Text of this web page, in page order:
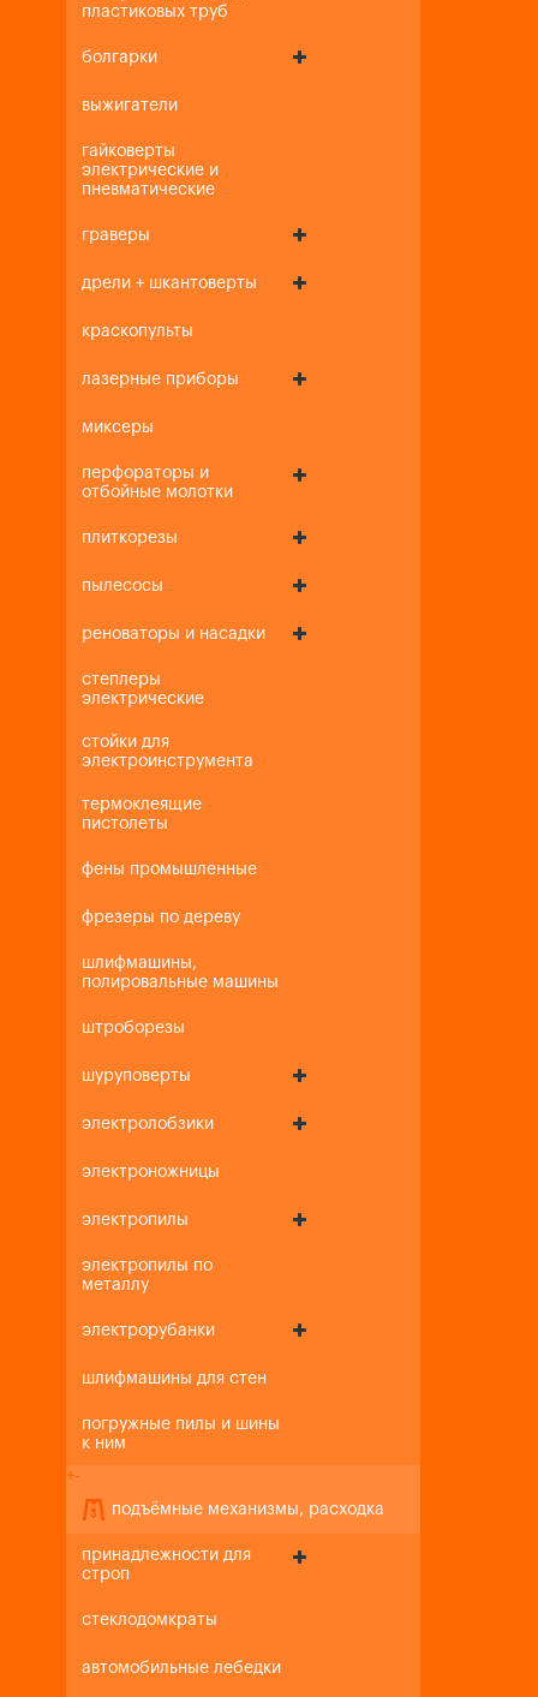
пластиковых труб
болгарки
выжигатели
гайковерты
электрические и
пневматические
граверы
дрели + шкантоверты
краскопульты
лазерные приборы
миксеры
перфораторы и
отбойные молотки
плиткорезы
пылесосы
реноваторы и насадки
степлеры
электрические
стойки для
электроинструмента
термоклеящие
пистолеты
фены промышленные
фрезеры по дереву
шлифмашины,
полировальные машины
штроборезы
шуруповерты
электролобзики
электроножницы
электропилы
электропилы по
металлу
электрорубанки
шлифмашины для стен
погружные пилы и шины
к ним
+-
подъёмные механизмы, расходка
принадлежности для
строп
стеклодомкраты
автомобильные лебедки